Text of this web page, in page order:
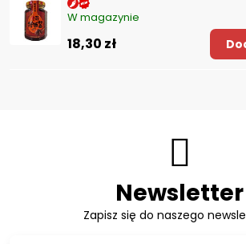
W magazynie
18,30 zł
Newsletter
Zapisz się do naszego